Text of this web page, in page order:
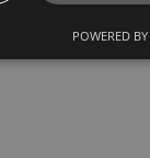
POWERED